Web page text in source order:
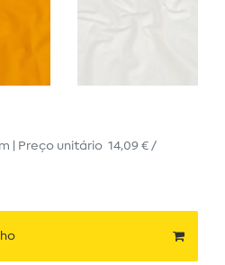
| Preço unitário 14,09 € /